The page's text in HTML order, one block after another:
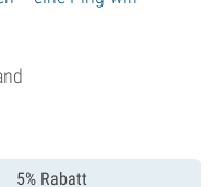
5% Rabatt